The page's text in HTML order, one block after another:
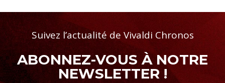
Suivez l’actualité de Vivaldi Chronos
ABONNEZ-VOUS À NOTRE
NEWSLETTER !